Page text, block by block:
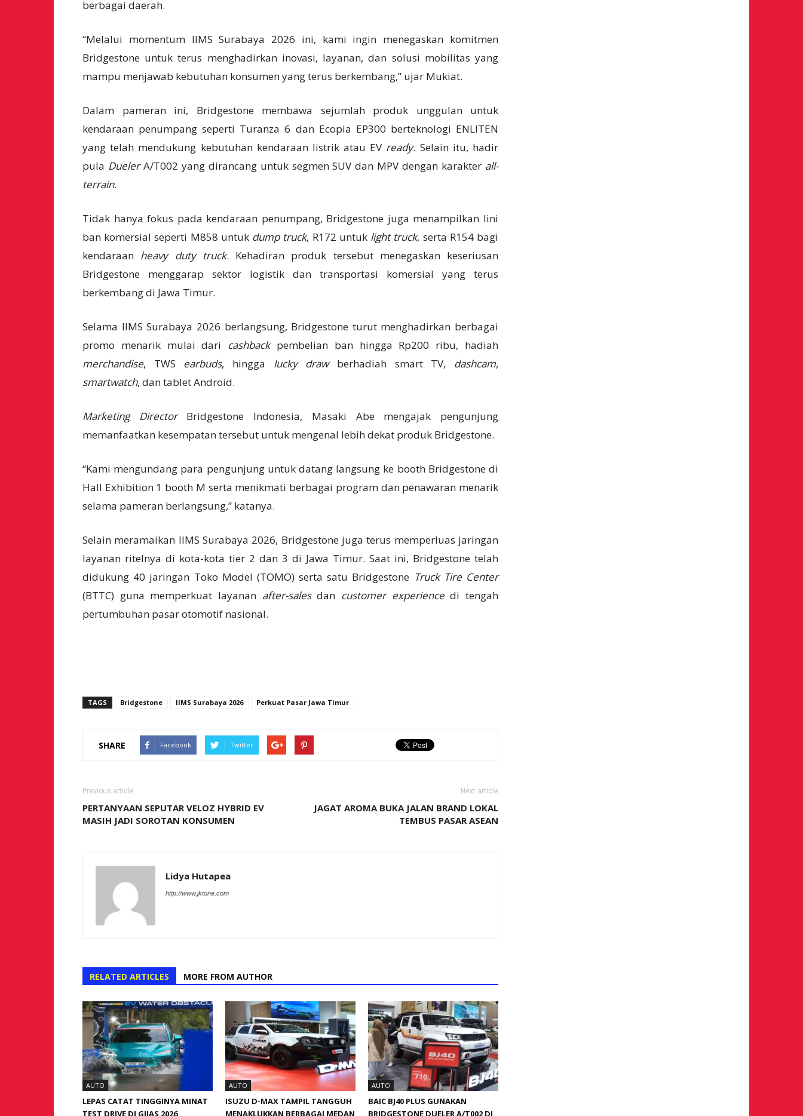
berbagai daerah.
“Melalui momentum IIMS Surabaya 2026 ini, kami ingin menegaskan komitmen
Bridgestone untuk terus menghadirkan inovasi, layanan, dan solusi mobilitas yang
mampu menjawab kebutuhan konsumen yang terus berkembang,” ujar Mukiat.
Dalam pameran ini, Bridgestone membawa sejumlah produk unggulan untuk
kendaraan penumpang seperti Turanza 6 dan Ecopia EP300 berteknologi ENLITEN
yang telah mendukung kebutuhan kendaraan listrik atau EV ready. Selain itu, hadir
pula DuelerA/T002 yang dirancang untuk segmen SUV dan MPV dengan karakter all-
terrain.
Tidak hanya fokus pada kendaraan penumpang, Bridgestone juga menampilkan lini
ban komersial seperti M858 untuk dump truck, R172 untuk light truck, serta R154 bagi
kendaraan heavy duty truck. Kehadiran produk tersebut menegaskan keseriusan
Bridgestone menggarap sektor logistik dan transportasi komersial yang terus
berkembang di Jawa Timur.
Selama IIMS Surabaya 2026 berlangsung, Bridgestone turut menghadirkan berbagai
promo menarik mulai dari cashbackpembelian ban hingga Rp200 ribu, hadiah
merchandise, TWS earbuds, hingga lucky drawberhadiah smart TV, dashcam,
smartwatch, dan tablet Android.
Marketing DirectorBridgestone Indonesia, Masaki Abemengajak pengunjung
memanfaatkan kesempatan tersebut untuk mengenal lebih dekat produk Bridgestone.
“Kami mengundang para pengunjung untuk datang langsung ke booth Bridgestone di
Hall Exhibition 1 booth M serta menikmati berbagai program dan penawaran menarik
selama pameran berlangsung,” katanya.
Selain meramaikan IIMS Surabaya 2026, Bridgestone juga terus memperluas jaringan
layanan ritelnya di kota-kota tier 2 dan 3 di Jawa Timur. Saat ini, Bridgestone telah
didukung 40 jaringan Toko Model (TOMO) serta satu Bridgestone Truck Tire Center
(BTTC) guna memperkuat layanan after-salesdan customer experiencedi tengah
pertumbuhan pasar otomotif nasional.
TAGS Bridgestone IIMS Surabaya 2026 Perkuat Pasar Jawa Timur
SHARE Facebook Twitter
Previous article
PERTANYAAN SEPUTAR VELOZ HYBRID EV
MASIH JADI SOROTAN KONSUMEN
Next article
JAGAT AROMA BUKA JALAN BRAND LOKAL
TEMBUS PASAR ASEAN
Lidya Hutapea
http://www.jktone.com
RELATED ARTICLES MORE FROM AUTHOR
AUTO
LEPAS CATAT TINGGINYA MINAT
TEST DRIVE DI GIIAS 2026
AUTO
ISUZU D-MAX TAMPIL TANGGUH
MENAKLUKKAN BERBAGAI MEDAN
AUTO
BAIC BJ40 PLUS GUNAKAN
BRIDGESTONE DUELER A/T002 DI